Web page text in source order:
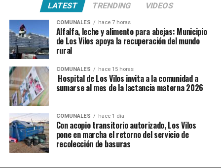
LATEST TRENDING VIDEOS
COMUNALES hace 7 horas
Alfalfa, leche y alimento para abejas: Municipio
de Los Vilos apoya la recuperación del mundo
rural
COMUNALES hace 15 horas
Hospital de Los Vilos invita a la comunidad a
sumarse al mes de la lactancia materna 2026
COMUNALES hace 1 día
Con acopio transitorio autorizado, Los Vilos
pone en marcha el retorno del servicio de
recolección de basuras